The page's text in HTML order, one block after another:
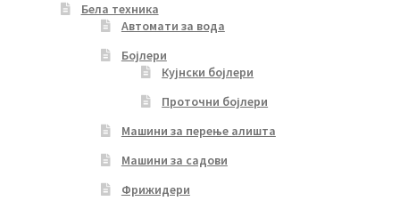
Бела техника
Автомати за вода
Бојлери
Кујнски бојлери
Проточни бојлери
Машини за перење алишта
Машини за садови
Фрижидери